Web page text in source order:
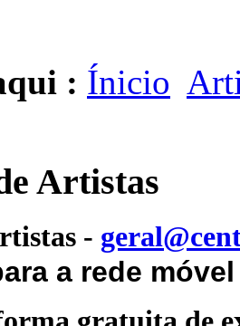
: Ínicio
Artistas
-
a rede